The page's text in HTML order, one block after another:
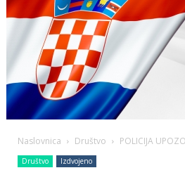
Naslovnica Društvo POLICIJA
Društvo Izdvojeno